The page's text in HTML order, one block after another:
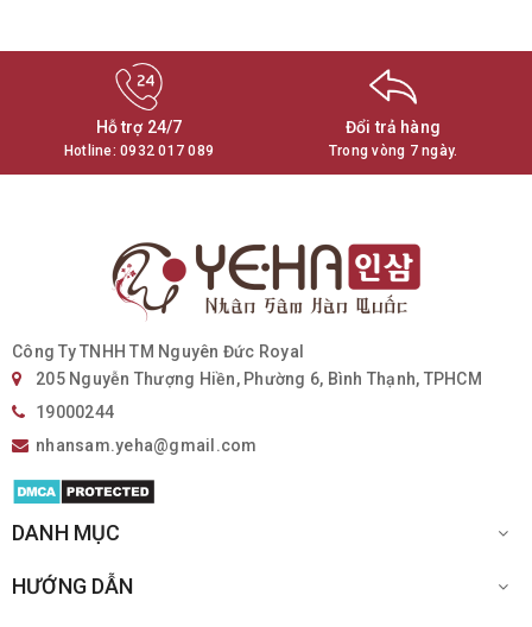
Hỗ trợ 24/7
Hotline:0932 017 089
Đổi trả hàng
Trong vòng 7 ngày.
Công Ty TNHH TM Nguyên Đức Royal
205 Nguyễn Thượng Hiền, Phường 6, Bình Thạnh, TPHCM
19000244
nhansam.yeha@gmail.com
DANH MỤC
HƯỚNG DẪN